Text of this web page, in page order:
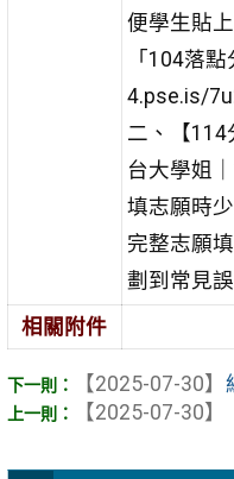
便學生貼
「104落
4.pse.is/
二、【114
台大學姐
填志願時
完整志願
劃到常見
相關附件
【2025-07-30】
【2025-07-30】